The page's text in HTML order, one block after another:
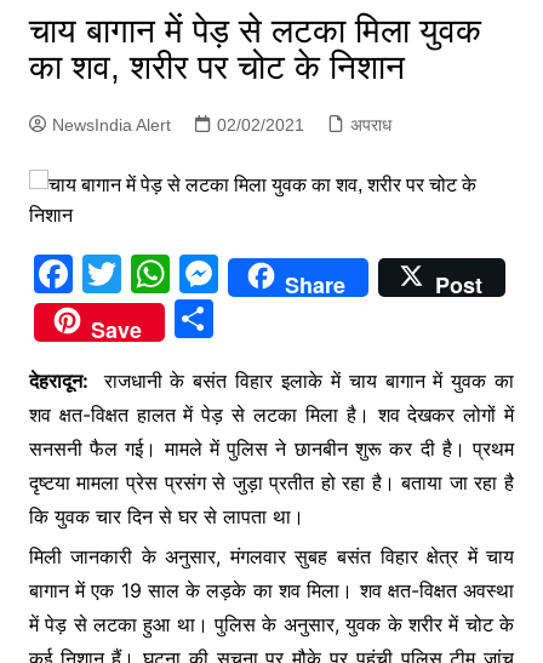
चाय बागान में पेड़ से लटका मिला युवक
का शव, शरीर पर चोट के निशान
NewsIndia Alert 02/02/2021 अपराध
F
a
c
e
b
o
o
k
T
w
itt
er
W
h
at
s
A
p
p
M
e
s
e
n
g
er
Share
Post
Save
S
ar
e
देहरादून:
राजधानी के बसंत विहार इलाके में चाय बागान में युवक का
शव क्षत-विक्षत हालत में पेड़ से लटका मिला है। शव देखकर लोगों में
सनसनी फैल गई। मामले में पुलिस ने छानबीन शुरू कर दी है। प्रथम
दृष्टया मामला प्रेस प्रसंग से जुड़ा प्रतीत हो रहा है। बताया जा रहा है
कि युवक चार दिन से घर से लापता था।
मिली जानकारी के अनुसार, मंगलवार सुबह बसंत विहार क्षेत्र में चाय
बागान में एक 19 साल के लड़के का शव मिला। शव क्षत-विक्षत अवस्था
में पेड़ से लटका हुआ था। पुलिस के अनुसार, युवक के शरीर में चोट के